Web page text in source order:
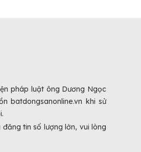
pháp luật ông Dương Ngọc
batdongsanonline.vn khi sử
tin số lượng lớn, vui lòng